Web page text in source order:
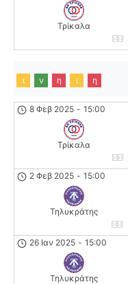
Τρίκαλα
ι ν η ι η
8 Φεβ 2025 - 15:00
Τρίκαλα
2 Φεβ 2025 - 15:00
Τηλυκράτης
26 Ιαν 2025 - 15:00
Τηλυκράτης